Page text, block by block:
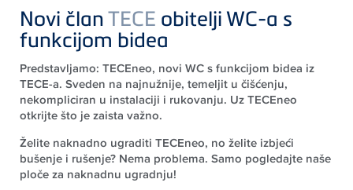
Novi članTECE obitelji WC-a s
funkcijom bidea
Predstavljamo: TECEneo, novi WC s funkcijom bidea iz
TECE-a. Sveden na najnužnije, temeljit u čišćenju,
nekompliciran u instalaciji i rukovanju. Uz TECEneo
otkrijte što je zaista važno.
Želite naknadno ugraditi TECEneo, no želite izbjeći
bušenje i rušenje? Nema problema. Samo pogledajte naše
ploče za naknadnu ugradnju!